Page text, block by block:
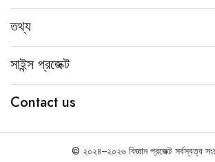
তথ্য
সাইন্স প্রজেক্ট
Contact us
© ২০২৪–২০২৬ বিজ্ঞান প্রজেক্ট সর্বস্বত্ব